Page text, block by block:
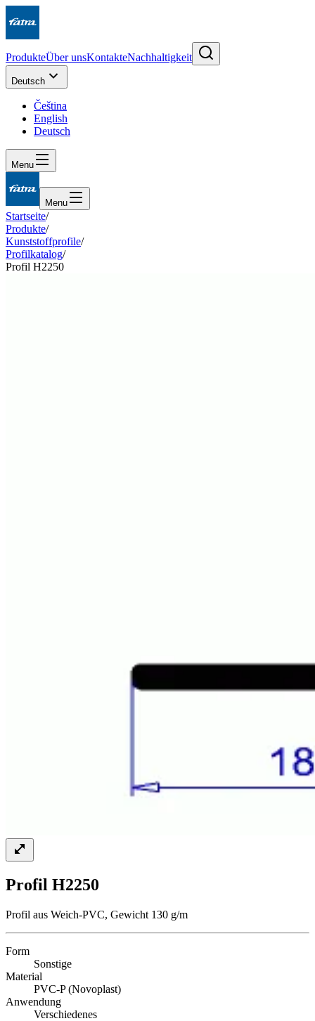
ProdukteÜber unsKontakteNachhaltigkeit
Deutsch
Čeština
English
Deutsch
Menu
Menu
Startseite/
Produkte/
Kunststoffprofile/
Profilkatalog/
Profil H2250
Profil H2250
Profil aus Weich-PVC, Gewicht 130 g/m
Form
Sonstige
Material
PVC-P (Novoplast)
Anwendung
Verschiedenes